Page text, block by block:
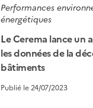
Performances
énergétiques
Le Cerema lance un
les données de la
bâtiments
Publié le 24/07/2023